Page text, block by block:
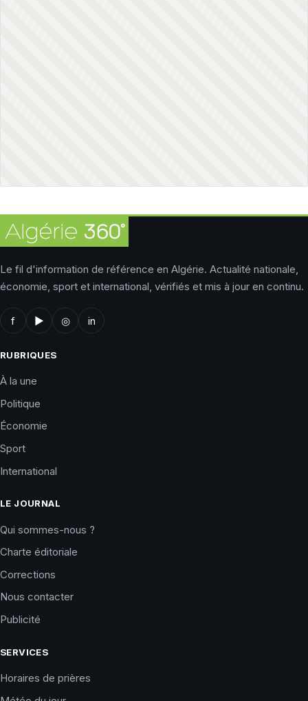
Le fil d'information de référence en Algérie. Actualité nationale,
économie, sport et international, vérifiés et mis à jour en continu.
f ▶ ◎ in
RUBRIQUES
À la une
Politique
Économie
Sport
International
LE JOURNAL
Qui sommes-nous ?
Charte éditoriale
Corrections
Nous contacter
Publicité
SERVICES
Horaires de prières